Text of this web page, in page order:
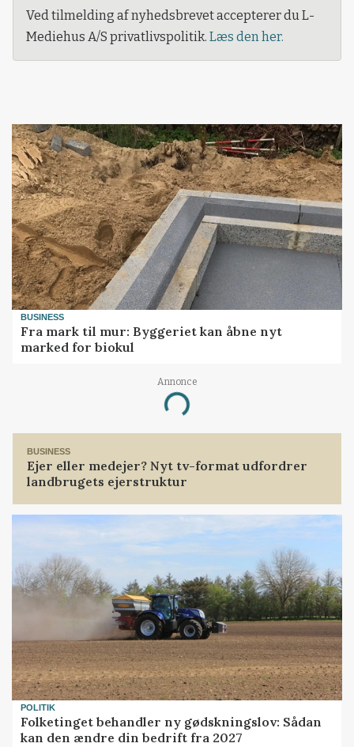
Ved tilmelding af nyhedsbrevet accepterer du L-
Mediehus A/S privatlivspolitik. Læs den her.
BUSINESS
Fra mark til mur: Byggeriet kan åbne nyt
marked for biokul
Annonce
Loading...
BUSINESS
Ejer eller medejer? Nyt tv-format udfordrer
landbrugets ejerstruktur
POLITIK
Folketinget behandler ny gødskningslov: Sådan
kan den ændre din bedrift fra 2027